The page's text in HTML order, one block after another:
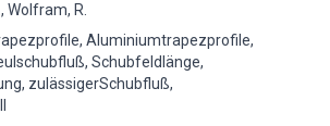
Wolfram, R.
Aluminiumtrapezprofile,
Schubfeldlänge,
zulässigerSchubfluß,